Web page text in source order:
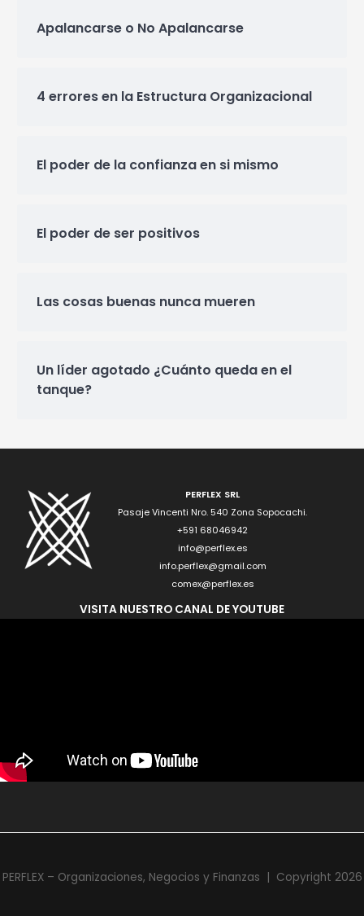
Apalancarse o No Apalancarse
4 errores en la Estructura Organizacional
El poder de la confianza en si mismo
El poder de ser positivos
Las cosas buenas nunca mueren
Un líder agotado ¿Cuánto queda en el
tanque?
PERFLEX SRL
Pasaje Vincenti Nro. 540 Zona Sopocachi.
+591 68046942
info@perflex.es
info.perflex@gmail.com
comex@perflex.es
VISITA NUESTRO CANAL DE YOUTUBE
PERFLEX – Organizaciones, Negocios y Finanzas | Copyright 2026